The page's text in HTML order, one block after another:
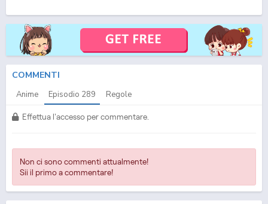
COMMENTI
Anime Episodio 289 Regole
Effettua l'accesso per commentare.
Non ci sono commenti attualmente!
Sii il primo a commentare!